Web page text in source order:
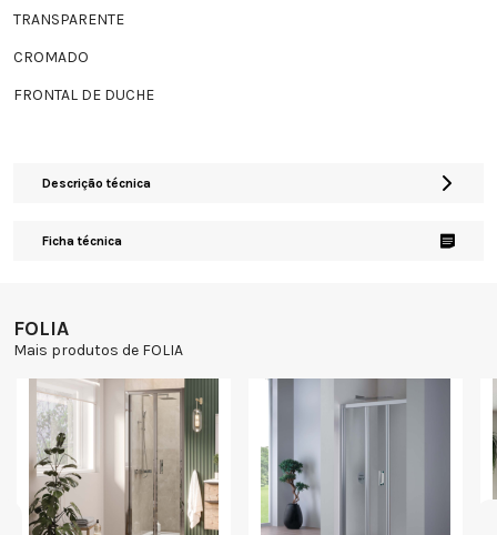
TRANSPARENTE
CROMADO
FRONTAL DE DUCHE
Descrição técnica
Ficha técnica
FOLIA
Mais produtos de FOLIA